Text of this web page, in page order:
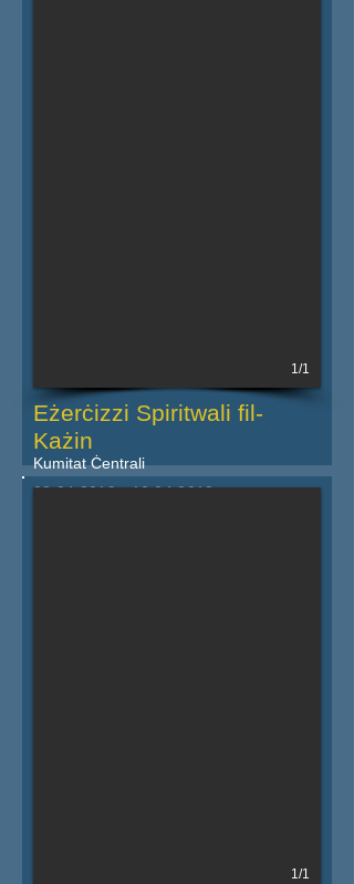
1/1
Eżerċizzi Spiritwali fil-
Każin
Kumitat Ċentrali
08.04.2019 - 10.04.2019
1/1